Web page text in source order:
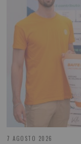
7 AGOSTO 2026